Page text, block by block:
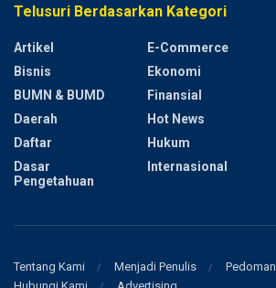
Telusuri Berdasarkan Kategori
Artikel
Bisnis
BUMN & BUMD
Daerah
Daftar
Dasar
Pengetahuan
E-Commerce
Ekonomi
Finansial
Hot News
Hukum
Internasional
Tentang Kami Menjadi Penulis